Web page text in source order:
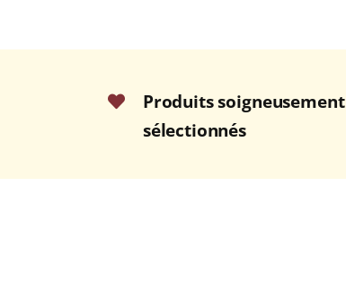
Produits soigneusement
sélectionnés